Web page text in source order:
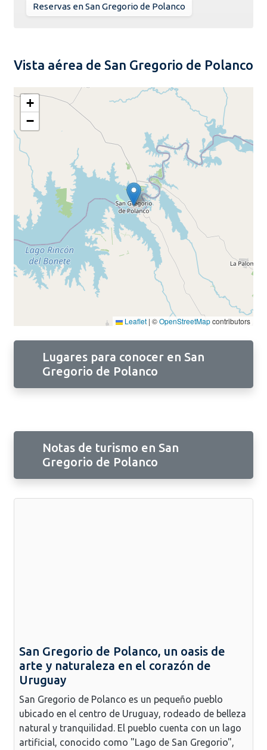
Reservas en San Gregorio de Polanco
Vista aérea de San Gregorio de Polanco
+
−
Leaflet | ©OpenStreetMapcontributors
Lugares para conocer en San
Gregorio de Polanco
Notas de turismo en San
Gregorio de Polanco
San Gregorio de Polanco, un oasis de
arte y naturaleza en el corazón de
Uruguay
San Gregorio de Polanco es un pequeño pueblo
ubicado en el centro de Uruguay, rodeado de belleza
natural y tranquilidad. El pueblo cuenta con un lago
artificial, conocido como "Lago de San Gregorio",